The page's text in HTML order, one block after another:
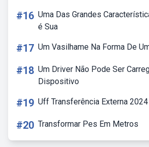
#16 Uma Das Grandes
é Sua
#17 Um Vasilhame Na Forma De
#18 Um Driver Não Pode Ser
Dispositivo
#19 Uff Transferência Externa 2024
#20 Transformar Pes Em Metros